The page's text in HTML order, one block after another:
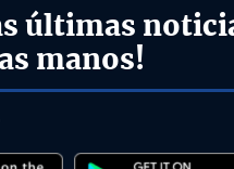
últimas
manos!